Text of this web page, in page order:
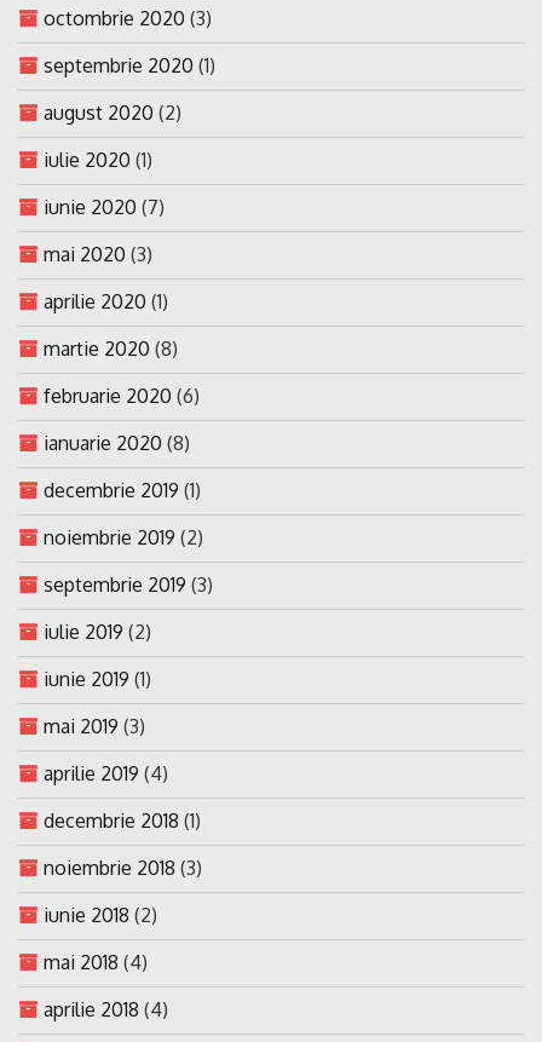
octombrie 2020 (3)
septembrie 2020 (1)
august 2020 (2)
iulie 2020 (1)
iunie 2020 (7)
mai 2020 (3)
aprilie 2020 (1)
martie 2020 (8)
februarie 2020 (6)
ianuarie 2020 (8)
decembrie 2019 (1)
noiembrie 2019 (2)
septembrie 2019 (3)
iulie 2019 (2)
iunie 2019 (1)
mai 2019 (3)
aprilie 2019 (4)
decembrie 2018 (1)
noiembrie 2018 (3)
iunie 2018 (2)
mai 2018 (4)
aprilie 2018 (4)